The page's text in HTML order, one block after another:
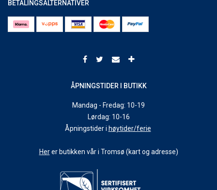
BETALINGSALTERNATIVER
ÅPNINGSTIDER I BUTIKK
Mandag - Fredag: 10-19
Lørdag: 10-16
Åpningstider i høytider/ferie
Herer butikken vår i Tromsø (kart og adresse)